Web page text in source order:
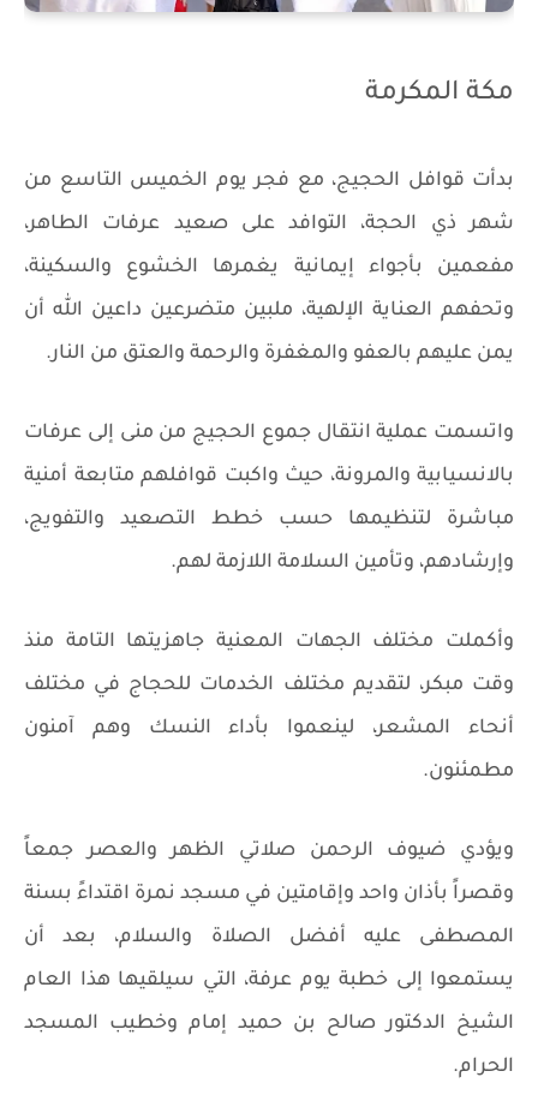
مكة المكرمة
بدأت قوافل الحجيج، مع فجر يوم الخميس التاسع من
شهر ذي الحجة، التوافد على صعيد عرفات الطاهر،
مفعمين بأجواء إيمانية يغمرها الخشوع والسكينة،
وتحفهم العناية الإلهية، ملبين متضرعين داعين الله أن
يمن عليهم بالعفو والمغفرة والرحمة والعتق من النار.
واتسمت عملية انتقال جموع الحجيج من منى إلى عرفات
بالانسيابية والمرونة، حيث واكبت قوافلهم متابعة أمنية
مباشرة لتنظيمها حسب خطط التصعيد والتفويج،
وإرشادهم، وتأمين السلامة اللازمة لهم.
وأكملت مختلف الجهات المعنية جاهزيتها التامة منذ
وقت مبكر، لتقديم مختلف الخدمات للحجاج في مختلف
أنحاء المشعر، لينعموا بأداء النسك وهم آمنون
مطمئنون.
ويؤدي ضيوف الرحمن صلاتي الظهر والعصر جمعاً
وقصراً بأذان واحد وإقامتين في مسجد نمرة اقتداءً بسنة
المصطفى عليه أفضل الصلاة والسلام، بعد أن
يستمعوا إلى خطبة يوم عرفة، التي سيلقيها هذا العام
الشيخ الدكتور صالح بن حميد إمام وخطيب المسجد
الحرام.